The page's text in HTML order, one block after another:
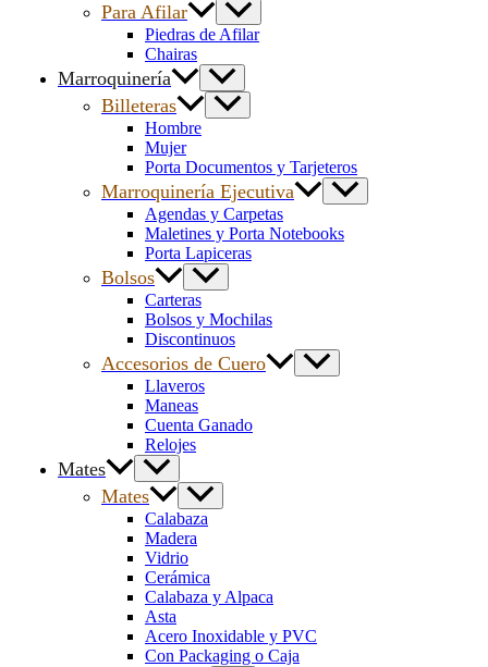
Para Afilar
Piedras de Afilar
Chairas
Marroquinería
Billeteras
Hombre
Mujer
Porta Documentos y Tarjeteros
Marroquinería Ejecutiva
Agendas y Carpetas
Maletines y Porta Notebooks
Porta Lapiceras
Bolsos
Carteras
Bolsos y Mochilas
Discontinuos
Accesorios de Cuero
Llaveros
Maneas
Cuenta Ganado
Relojes
Mates
Mates
Calabaza
Madera
Vidrio
Cerámica
Calabaza y Alpaca
Asta
Acero Inoxidable y PVC
Con Packaging o Caja